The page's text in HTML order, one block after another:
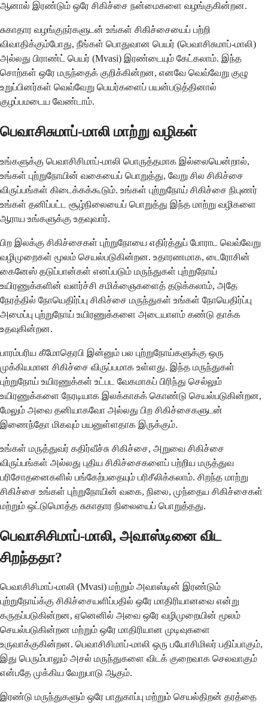
ஆனால் இரண்டும் ஒரே சிகிச்சை நன்மைகளை வழங்குகின்றன.
சுகாதார வழங்குநர்களுடன் உங்கள் சிகிச்சையைப் பற்றி
விவாதிக்கும்போது, ​​நீங்கள் பொதுவான பெயர் (பெவாசிசுமாப்-மாலி)
அல்லது பிராண்ட் பெயர் (Mvasi) இரண்டையும் கேட்கலாம். இந்த
சொற்கள் ஒரே மருந்தைக் குறிக்கின்றன, எனவே வெவ்வேறு குழு
உறுப்பினர்கள் வெவ்வேறு பெயர்களைப் பயன்படுத்தினால்
குழப்பமடைய வேண்டாம்.
பெவாசிசுமாப்-மாலி மாற்று வழிகள்
உங்களுக்கு பெவாசிசிமாப்-மாலி பொருத்தமாக இல்லையென்றால்,
உங்கள் புற்றுநோயின் வகையைப் பொறுத்து, வேறு சில சிகிச்சை
விருப்பங்கள் கிடைக்கக்கூடும். உங்கள் புற்றுநோய் சிகிச்சை நிபுணர்
உங்கள் தனிப்பட்ட சூழ்நிலையைப் பொறுத்து இந்த மாற்று வழிகளை
ஆராய உங்களுக்கு உதவுவார்.
பிற இலக்கு சிகிச்சைகள் புற்றுநோயை எதிர்த்துப் போராட வெவ்வேறு
வழிமுறைகள் மூலம் செயல்படுகின்றன. உதாரணமாக, டைரோசின்
கைனேஸ் தடுப்பான்கள் எனப்படும் மருந்துகள் புற்றுநோய்
உயிரணுக்களின் வளர்ச்சி சமிக்ஞைகளைத் தடுக்கலாம், அதே
நேரத்தில் நோயெதிர்ப்பு சிகிச்சை மருந்துகள் உங்கள் நோயெதிர்ப்பு
அமைப்பு புற்றுநோய் உயிரணுக்களை அடையாளம் கண்டு தாக்க
உதவுகின்றன.
பாரம்பரிய கீமோதெரபி இன்னும் பல புற்றுநோய்களுக்கு ஒரு
முக்கியமான சிகிச்சை விருப்பமாக உள்ளது. இந்த மருந்துகள்
புற்றுநோய் உயிரணுக்கள் உட்பட வேகமாகப் பிரிந்து செல்லும்
உயிரணுக்களை நேரடியாக இலக்காகக் கொண்டு செயல்படுகின்றன,
மேலும் அவை தனியாகவோ அல்லது பிற சிகிச்சைகளுடன்
இணைந்தோ மிகவும் பயனுள்ளதாக இருக்கும்.
உங்கள் மருத்துவர் கதிர்வீச்சு சிகிச்சை, அறுவை சிகிச்சை
விருப்பங்கள் அல்லது புதிய சிகிச்சைகளைப் பற்றிய மருத்துவ
பரிசோதனைகளில் பங்கேற்பதையும் பரிசீலிக்கலாம். சிறந்த மாற்று
சிகிச்சை உங்கள் புற்றுநோயின் வகை, நிலை, முந்தைய சிகிச்சைகள்
மற்றும் ஒட்டுமொத்த சுகாதார நிலையைப் பொறுத்தது.
பெவாசிசிமாப்-மாலி, அவாஸ்டினை விட
சிறந்ததா?
பெவாசிசிமாப்-மாலி (Mvasi) மற்றும் அவாஸ்டின் இரண்டும்
புற்றுநோய்க்கு சிகிச்சையளிப்பதில் ஒரே மாதிரியானவை என்று
கருதப்படுகின்றன, ஏனெனில் அவை ஒரே வழிமுறையின் மூலம்
செயல்படுகின்றன மற்றும் ஒரே மாதிரியான முடிவுகளை
உருவாக்குகின்றன. பெவாசிசிமாப்-மாலி ஒரு பயோசிமிலர் பதிப்பாகும்,
இது பெரும்பாலும் அசல் மருந்துகளை விடக் குறைவாக செலவாகும்
என்பதே முக்கிய வேறுபாடு ஆகும்.
இரண்டு மருந்துகளும் ஒரே பாதுகாப்பு மற்றும் செயல்திறன் தரத்தை